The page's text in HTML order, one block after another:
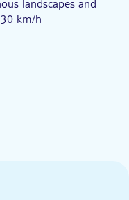
landscapes and
km/h
guide you through every
or reduced time